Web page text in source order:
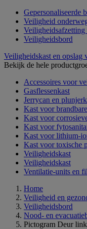
Gepersonaliseerde
Veiligheid
Veiligheidsbord
Veiligheidskast en opslag
Bekijk de hele
Accessoires voor
Gasflessenkast
Jerrycan en
Kast voor
Kast voor
Kast voor
Kast voor lithium-
Kast voor toxische
Veiligheidskast
Veiligheidskast
Ventilatie-units en
Home
Veiligheid en
Veiligheidsbord
Nood- en
Pictogram Deur